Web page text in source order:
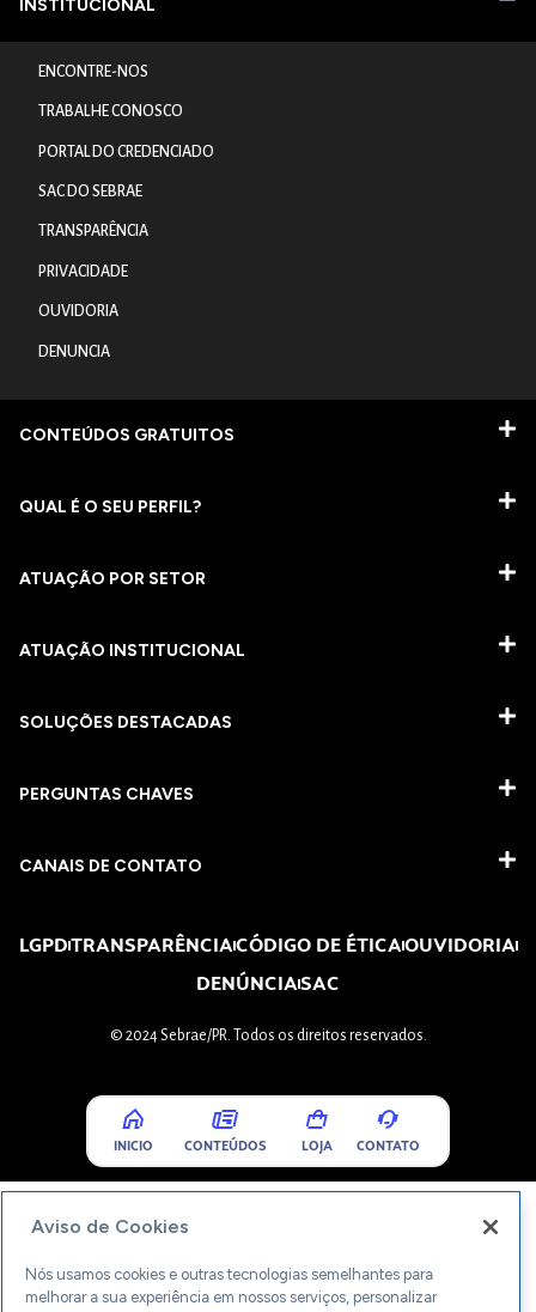
INSTITUCIONAL
ENCONTRE-NOS
TRABALHE CONOSCO
PORTAL DO CREDENCIADO
SAC DO SEBRAE
TRANSPARÊNCIA
PRIVACIDADE
OUVIDORIA
DENUNCIA
CONTEÚDOS GRATUITOS
QUAL É O SEU PERFIL?
ATUAÇÃO POR SETOR
ATUAÇÃO INSTITUCIONAL
SOLUÇÕES DESTACADAS
PERGUNTAS CHAVES​
CANAIS DE CONTATO
LGPDTRANSPARÊNCIACÓDIGO DE ÉTICAOUVIDORIA
DENÚNCIASAC
© 2024 Sebrae/PR. Todos os direitos reservados.
INICIO CONTEÚDOS LOJA CONTATO
Aviso de Cookies
Nós usamos cookies e outras tecnologias semelhantes para
melhorar a sua experiência em nossos serviços, personalizar